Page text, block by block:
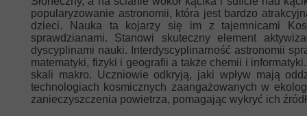
popularyzowanie astronomii, która jest bardzo
dzieci. Nauka ta kojarzy się im z tajemnicami
sprawdzianami. Stanowi skuteczny element
dyscyplinami nauki. Interdyscyplinarność astronomii
matematyki, fizyki i geografii a także chemii i
skali makro. Uczniowie odkryją, jaki wpływ mają
technologiach kosmicznych zaangażowanych w
zanieczyszczenia powietrza, pomagając wykryć ich